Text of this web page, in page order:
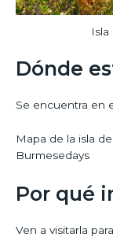
Dónde
Se encuentra en
Mapa de la isla
Burmesedays
Por qué
Ven a visitarla